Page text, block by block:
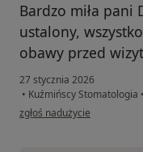
Bardzo miła pani
ustalony,
obawy przed
27 stycznia 2026
• Kuźmińscy Stomatologia •
w opinii użytkownika Ewa
zgłoś nadużycie